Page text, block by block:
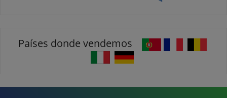
Países donde vendemos